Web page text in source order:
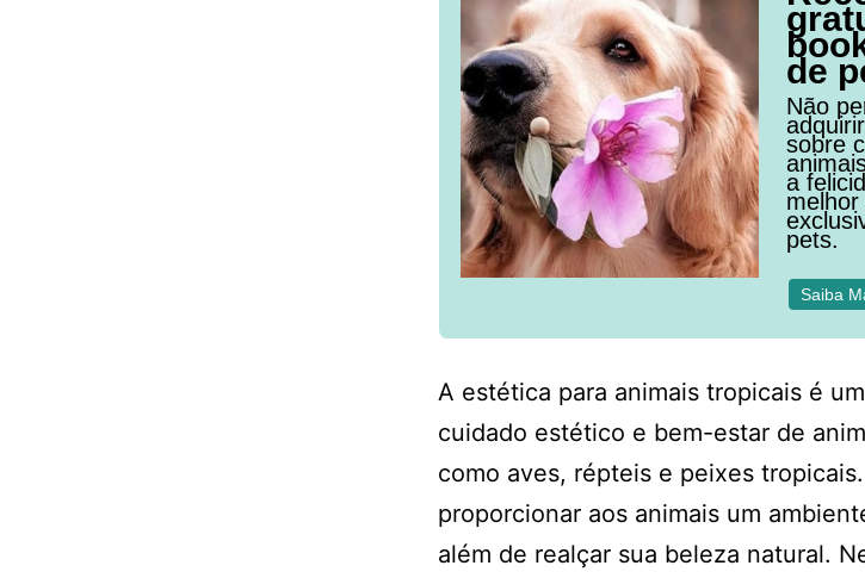
de
Não
sobre
a
pets.
Saiba
A estética para animais tropicais é
cuidado estético e bem-estar de
como aves, répteis e peixes
proporcionar aos animais um
além de realçar sua beleza natural.